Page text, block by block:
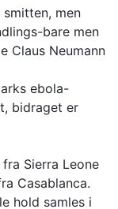
men
bare men
Claus Neumann
ebola-
bidraget er
Sierra Leone
Casablanca.
hold samles i